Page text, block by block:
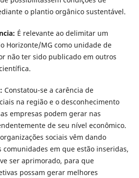
o plantio orgânico sustentável.
É relevante ao delimitar um
Horizonte/MG como unidade de
não ter sido publicado em outros
: Constatou-se a carência de
na região e o desconhecimento
empresas podem gerar nas
de seu nível econômico.
sociais vêm dando
comunidades em que estão inseridas,
ser aprimorado, para que
possam gerar melhores